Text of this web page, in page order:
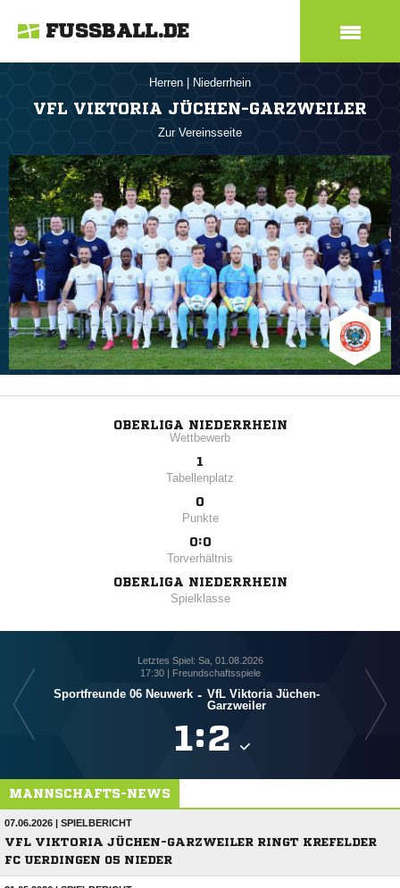
FUSSBALL.DE
Herren Niederrhein
VFL VIKTORIA JÜCHEN-GARZWEILER
Zur Vereinsseite
OBERLIGA NIEDERRHEIN
Wettbewerb
1
Tabellenplatz
0
Punkte
0:0
Torverhältnis
OBERLIGA NIEDERRHEIN
Spielklasse
Letztes Spiel: Sa, 01.08.2026
17:30 | Freundschaftsspiele
Sportfreunde 06 Neuwerk - VfL Viktoria Jüchen-
Garzweiler
:
MANNSCHAFTS-NEWS
07.06.2026 | SPIELBERICHT
VFL VIKTORIA JÜCHEN-GARZWEILER RINGT KREFELDER
FC UERDINGEN 05 NIEDER